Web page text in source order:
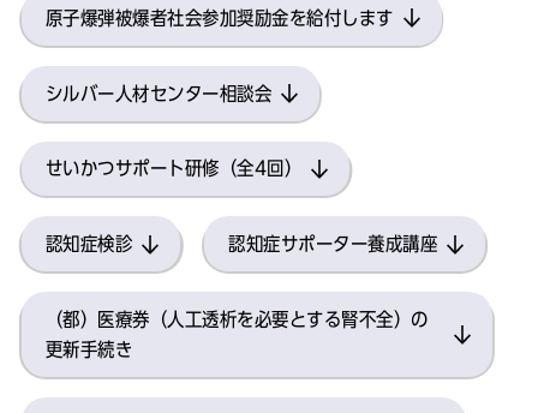
原子爆弾被爆者社会参加奨励金を給付します
シルバー人材センター相談会
せいかつサポート研修（全4回）
認知症検診 認知症サポーター養成講座
（都）医療券（人工透析を必要とする腎不全）の
更新手続き